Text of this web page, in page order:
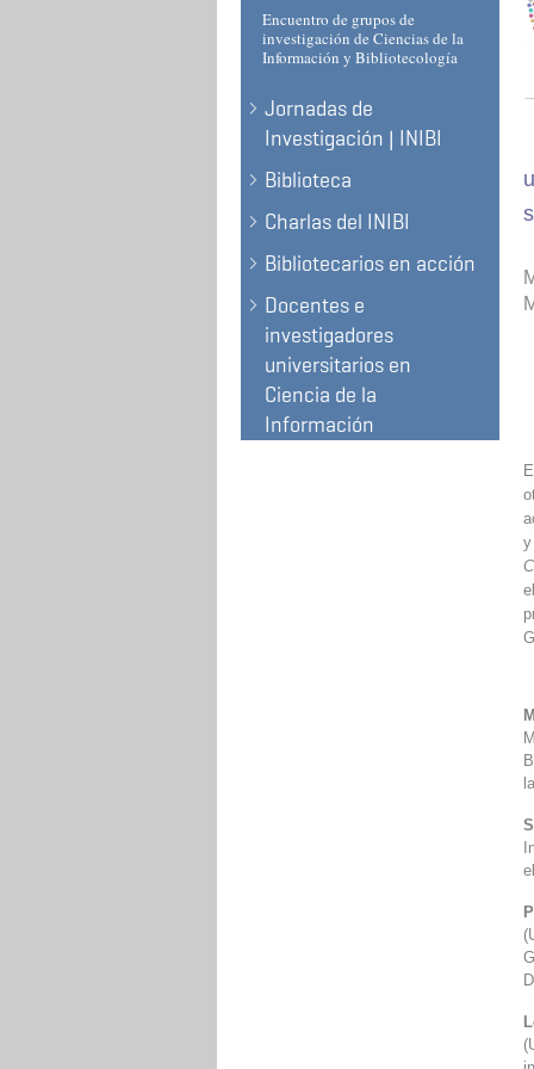
Encuentro de grupos de
investigación de Ciencias de la
Información y Bibliotecología
Jornadas de
Investigación | INIBI
Biblioteca
Charlas del INIBI
Bibliotecarios en acción
Docentes e
investigadores
universitarios en
Ciencia de la
Información
y